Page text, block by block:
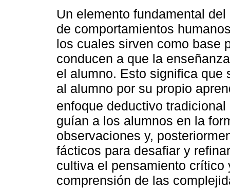
Un elemento fundamental
de comportamientos
los cuales sirven como base
conducen a que la
el alumno. Esto significa que
al alumno por su propio
enfoque deductivo tradicional
guían a los alumnos en la
observaciones y,
fácticos para desafiar y
cultiva el pensamiento crítico
comprensión de las